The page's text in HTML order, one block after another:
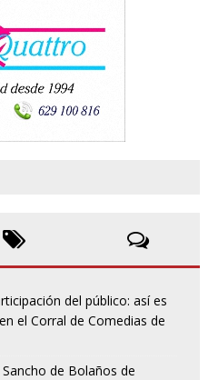
del público: así es
el Corral de Comedias de
de Bolaños de